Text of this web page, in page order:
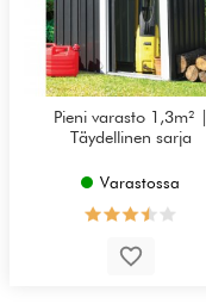
Pieni varasto 1,3m² |
Täydellinen sarja
Varastossa